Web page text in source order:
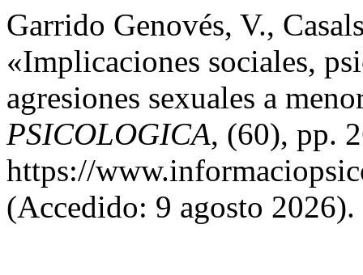
Garrido Genovés, V.,
«Implicaciones sociales,
agresiones sexuales a
PSICOLOGICA, (60), pp.
https://
(Accedido: 9 agosto 2026).